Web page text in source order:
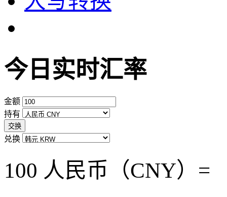
今日实时汇率
金额
持有
交换
兑换
100 人民币（CNY）=